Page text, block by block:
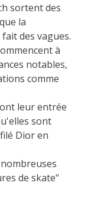
sortent des
la
des vagues.
à
notables,
comme
leur entrée
sont
Dior en
de skate"